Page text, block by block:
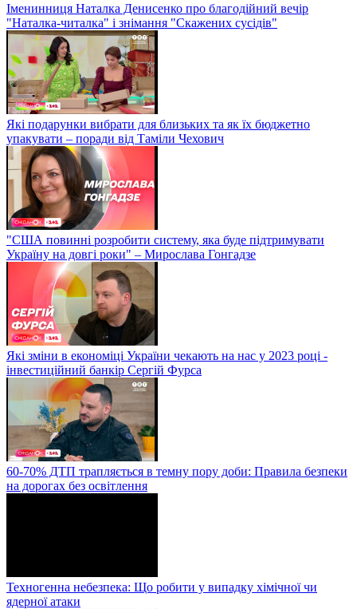
Іменинниця Наталка Денисенко про благодійний вечір
"Наталка-читалка" і знімання "Скажених сусідів"
Які подарунки вибрати для близьких та як їх бюджетно
упакувати – поради від Таміли Чехович
"США повинні розробити систему, яка буде підтримувати
Україну на довгі роки" – Мирослава Гонгадзе
Які зміни в економіці України чекають на нас у 2023 році -
інвестиційний банкір Сергій Фурса
60-70% ДТП трапляється в темну пору доби: Правила безпеки
на дорогах без освітлення
Техногенна небезпека: Що робити у випадку хімічної чи
ядерної атаки